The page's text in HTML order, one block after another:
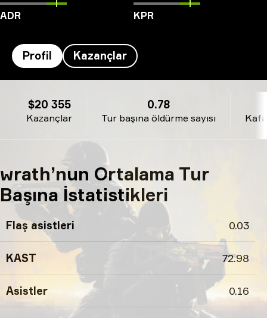
ADR KPR
Profil Kazançlar
Kazançlar
$20 355
Tur başına öldürme sayısı
0.78
wrath’nun Ortalama Tur
Başına İstatistikleri
Flaş asistleri 0.03
KAST 72.98
Asistler 0.16